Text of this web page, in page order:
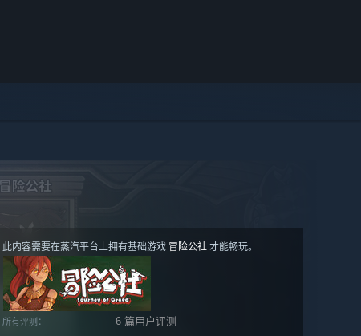
此内容需要在蒸汽平台上拥有基础游戏 冒险公社 才能畅玩。
所有评测： 6 篇用户评测